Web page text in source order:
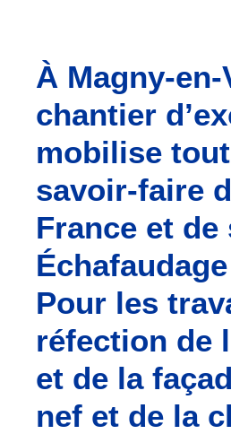
À Magny-
chantier
mobilise
savoir-faire
France et
Pour les
réfection de
et de la
nef et de la